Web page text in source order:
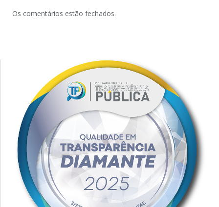
Os comentários estão fechados.